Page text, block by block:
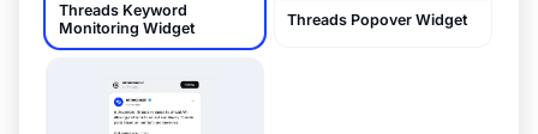
Threads Keyword
Monitoring Widget
Threads Popover Widget